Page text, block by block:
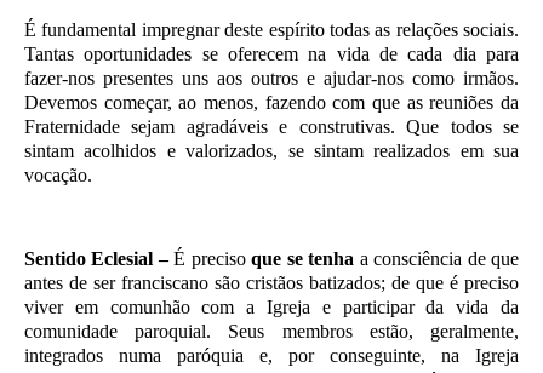
É fundamental impregnar deste espírito todas as relações sociais.
Tantas oportunidades se oferecem na vida de cada dia para
fazer-nos presentes uns aos outros e ajudar-nos como irmãos.
Devemos começar, ao menos, fazendo com que as reuniões da
Fraternidade sejam agradáveis e construtivas. Que todos se
sintam acolhidos e valorizados, se sintam realizados em sua
vocação.
Sentido Eclesial –É precisoque se tenha a consciência de que
antes de ser franciscano são cristãos batizados; de que é preciso
viver em comunhão com a Igreja e participar da vida da
comunidade paroquial. Seus membros estão, geralmente,
integrados numa paróquia e, por conseguinte, na Igreja